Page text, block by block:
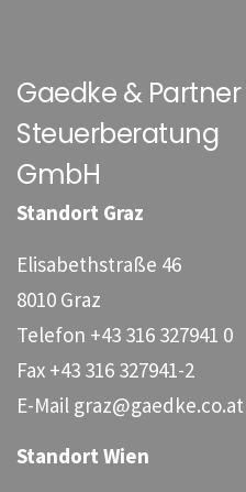
Gaedke & Partner
Steuerberatung
GmbH
Standort Graz
Elisabethstraße 46
8010 Graz
Telefon +43 316 327941 0
Fax +43 316 327941-2
E-Mail graz@gaedke.co.at
Standort Wien